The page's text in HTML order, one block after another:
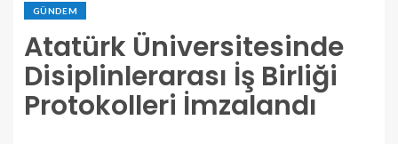
GÜNDEM
Atatürk Üniversitesinde
Disiplinlerarası İş Birliği
Protokolleri İmzalandı